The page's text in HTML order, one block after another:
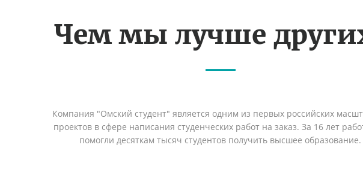
Чем мы лучше
Компания "Омский студент" является одним из первых российских
проектов в сфере написания студенческих работ на заказ. За 16 лет
помогли десяткам тысяч студентов получить высшее образование.